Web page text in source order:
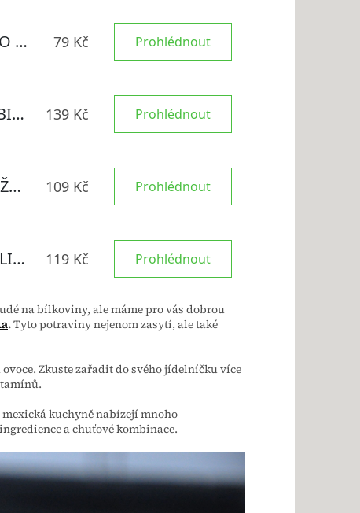
na bílkoviny, ale máme pro vás dobrou
.Tyto potraviny nejenom zasytí, ale také
Zkuste zařadit do svého jídelníčku více
kuchyně nabízejí mnoho
a chuťové kombinace.